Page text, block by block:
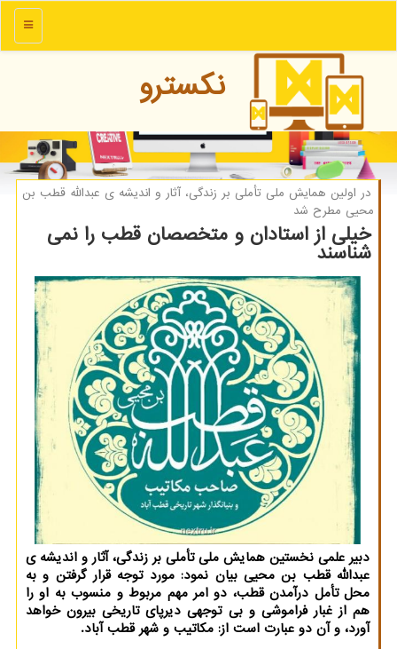
منو
نكسترو
در اولین همایش ملی تأملی بر زندگی، آثار و اندیشه ی عبدالله قطب بن
محیی مطرح شد
خیلی از استادان و متخصصان قطب را نمی
شناسند
دبیر علمی نخستین همایش ملی تأملی بر زندگی، آثار و اندیشه ی
عبدالله قطب بن محیی بیان نمود: مورد توجه قرار گرفتن و به
محل تأمل درآمدن قطب، دو امر مهم مربوط و منسوب به او را
هم از غبار فراموشی و بی توجهی دیرپای تاریخی بیرون خواهد
آورد، و آن دو عبارت است از: مكاتیب و شهر قطب آباد.